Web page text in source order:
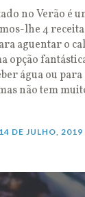
no Verão é
lhe 4
aguentar o
opção
água ou
não tem
14 DE JULHO, 2019